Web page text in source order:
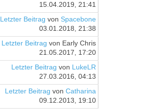
15.04.2019, 21:41
Letzter Beitrag von Spacebone
03.01.2018, 21:38
Letzter Beitrag von Early Chris
21.05.2017, 17:20
Letzter Beitrag von LukeLR
27.03.2016, 04:13
Letzter Beitrag von Catharina
09.12.2013, 19:10